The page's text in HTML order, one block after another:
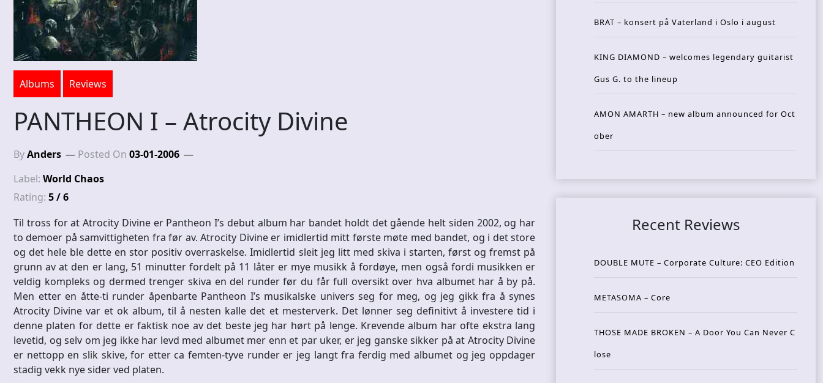
Albums Reviews
PANTHEON I – Atrocity Divine
ByAnders Posted On 03-01-2006
Label: World Chaos
Rating: 5 / 6
Til tross for at Atrocity Divine er Pantheon I’s debut album har bandet holdt det gående helt siden 2002, og har
to demoer på samvittigheten fra før av. Atrocity Divine er imidlertid mitt første møte med bandet, og i det store
og det hele ble dette en stor positiv overraskelse. Imidlertid sleit jeg litt med skiva i starten, først og fremst på
grunn av at den er lang, 51 minutter fordelt på 11 låter er mye musikk å fordøye, men også fordi musikken er
veldig kompleks og dermed trenger skiva en del runder før du får full oversikt over hva albumet har å by på.
Men etter en åtte-ti runder åpenbarte Pantheon I’s musikalske univers seg for meg, og jeg gikk fra å synes
Atrocity Divine var et ok album, til å nesten kalle det et mesterverk. Det lønner seg definitivt å investere tid i
denne platen for dette er faktisk noe av det beste jeg har hørt på lenge. Krevende album har ofte ekstra lang
levetid, og selv om jeg ikke har levd med albumet mer enn et par uker, er jeg ganske sikker på at Atrocity Divine
er nettopp en slik skive, for etter ca femten-tyve runder er jeg langt fra ferdig med albumet og jeg oppdager
stadig vekk nye sider ved platen.
BRAT – konsert på Vaterland i Oslo i august
KING DIAMOND – welcomes legendary guitarist
Gus G. to the lineup
AMON AMARTH – new album announced for Oct
ober
Recent Reviews
DOUBLE MUTE – Corporate Culture: CEO Edition
METASOMA – Core
THOSE MADE BROKEN – A Door You Can Never C
lose